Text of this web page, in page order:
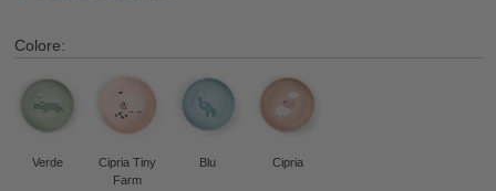
Colore:
Verde
Cipria Tiny
Farm
Blu Cipria